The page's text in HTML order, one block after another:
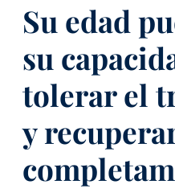
Su edad
su
tolerar el
y